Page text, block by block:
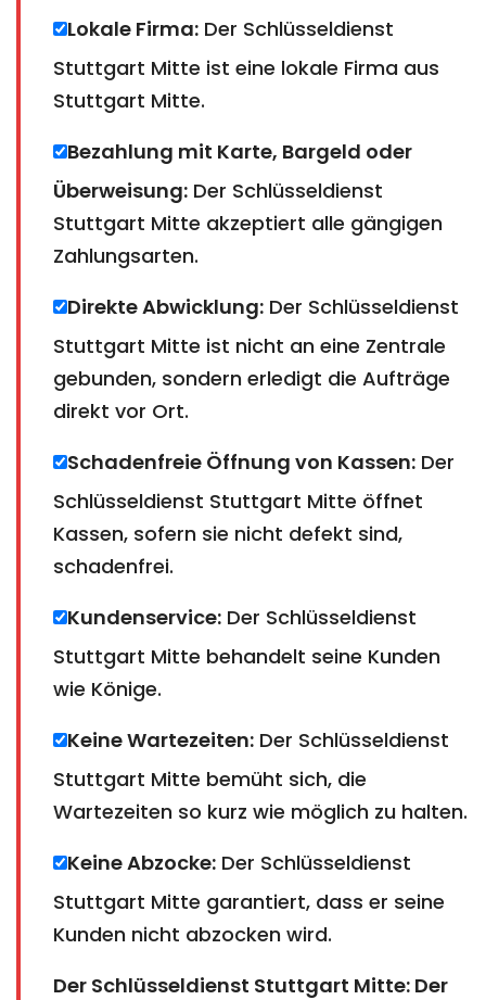
Lokale Firma: Der Schlüsseldienst
Stuttgart Mitte ist eine lokale Firma aus
Stuttgart Mitte.
Bezahlung mit Karte, Bargeld oder
Überweisung: Der Schlüsseldienst
Stuttgart Mitte akzeptiert alle gängigen
Zahlungsarten.
Direkte Abwicklung: Der Schlüsseldienst
Stuttgart Mitte ist nicht an eine Zentrale
gebunden, sondern erledigt die Aufträge
direkt vor Ort.
Schadenfreie Öffnung von Kassen: Der
Schlüsseldienst Stuttgart Mitte öffnet
Kassen, sofern sie nicht defekt sind,
schadenfrei.
Kundenservice: Der Schlüsseldienst
Stuttgart Mitte behandelt seine Kunden
wie Könige.
Keine Wartezeiten: Der Schlüsseldienst
Stuttgart Mitte bemüht sich, die
Wartezeiten so kurz wie möglich zu halten.
Keine Abzocke: Der Schlüsseldienst
Stuttgart Mitte garantiert, dass er seine
Kunden nicht abzocken wird.
Der Schlüsseldienst Stuttgart Mitte: Der